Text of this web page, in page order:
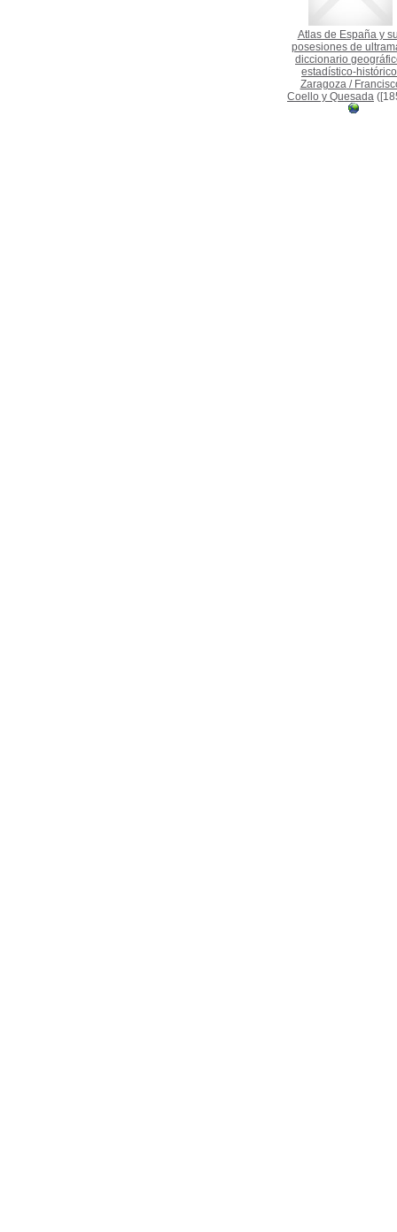
Atlas de España y
posesiones de
diccionario
estadístico-
Zaragoza/
Coello y Quesada